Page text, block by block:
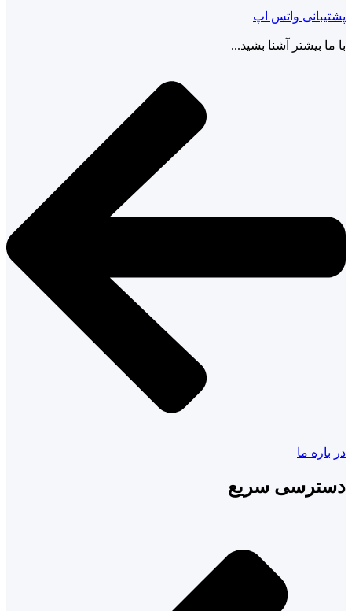
پشتیبانی واتس اپ
با ما بیشتر آشنا بشید...
در باره ما
دسترسی سریع